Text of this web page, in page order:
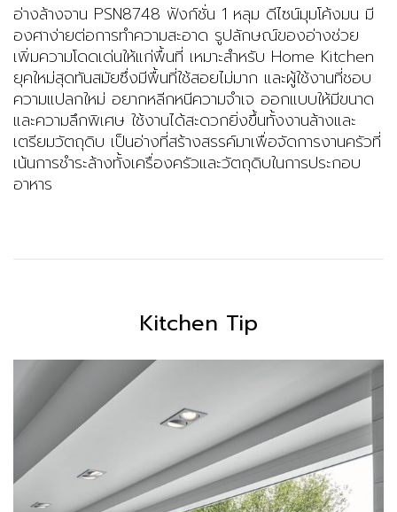
อ่างล้างจาน PSN8748 ฟังก์ชั่น 1 หลุม ดีไซน์มุมโค้งมน มี
องศาง่ายต่อการทำความสะอาด รูปลักษณ์ของอ่างช่วย
เพิ่มความโดดเด่นให้แก่พื้นที่ เหมาะสำหรับ Home Kitchen
ยุคใหม่สุดทันสมัยซึ่งมีพื้นที่ใช้สอยไม่มาก และผู้ใช้งานที่ชอบ
ความแปลกใหม่ อยากหลีกหนีความจำเจ ออกแบบให้มีขนาด
และความลึกพิเศษ ใช้งานได้สะดวกยิ่งขึ้นทั้งงานล้างและ
เตรียมวัตถุดิบ เป็นอ่างที่สร้างสรรค์มาเพื่อจัดการงานครัวที่
เน้นการชำระล้างทั้งเครื่องครัวและวัตถุดิบในการประกอบ
อาหาร
Kitchen Tip